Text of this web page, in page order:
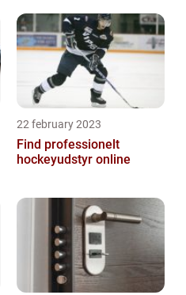
22 february 2023
Find professionelt
hockeyudstyr online